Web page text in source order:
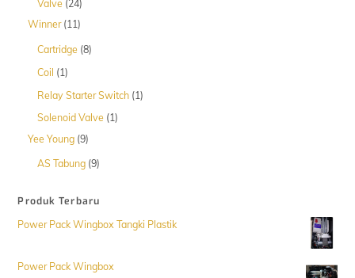
Valve 2424
Produk
Winner 1111
Cartridge 88
Coil 11
Relay Starter Switch 11
Solenoid Valve 11
Yee Young 99
AS Tabung 99
Produk Terbaru
Power Pack Wingbox Tangki Plastik
Power Pack Wingbox